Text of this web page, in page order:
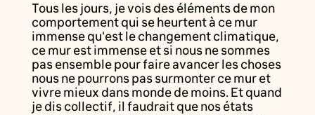
Tous les jours, je vois des éléments de mon
comportement qui se heurtent à ce mur
immense qu'est le changement climatique,
ce mur est immense et si nous ne sommes
pas ensemble pour faire avancer les choses
nous ne pourrons pas surmonter ce mur et
vivre mieux dans monde de moins. Et quand
je dis collectif, il faudrait que nos états